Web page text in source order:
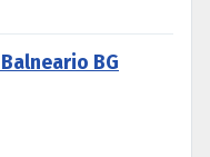
Balneario BG